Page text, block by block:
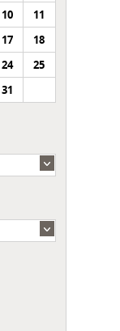
10
11
17
18
24
25
31